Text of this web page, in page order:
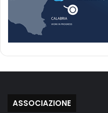
ASSOCIAZIONE